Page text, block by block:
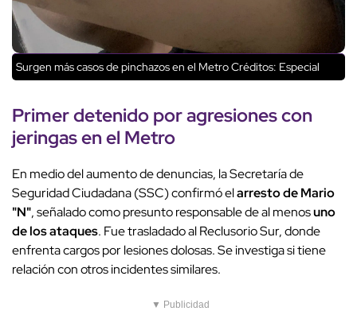
Surgen más casos de pinchazos en el MetroCréditos: Especial
Primer detenido por agresiones con
jeringas en el Metro
En medio del aumento de denuncias, la Secretaría de
Seguridad Ciudadana (SSC) confirmó elarresto de Mario
"N", señalado como presunto responsable de al menosuno
de los ataques. Fue trasladado al Reclusorio Sur, donde
enfrenta cargos por lesiones dolosas. Se investiga si tiene
relación con otros incidentes similares.
▼ Publicidad